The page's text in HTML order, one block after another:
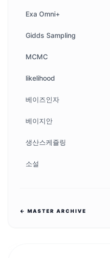
Exa Omni+
Gidds Sampling
MCMC
likelihood
베이즈인자
베이지안
생산스케쥴링
소설
← MASTER ARCHIVE